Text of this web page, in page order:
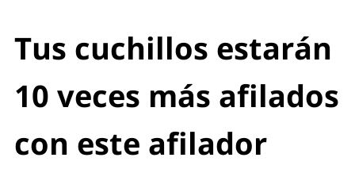
Tus cuchillos estarán
10 veces más afilados
con este afilador